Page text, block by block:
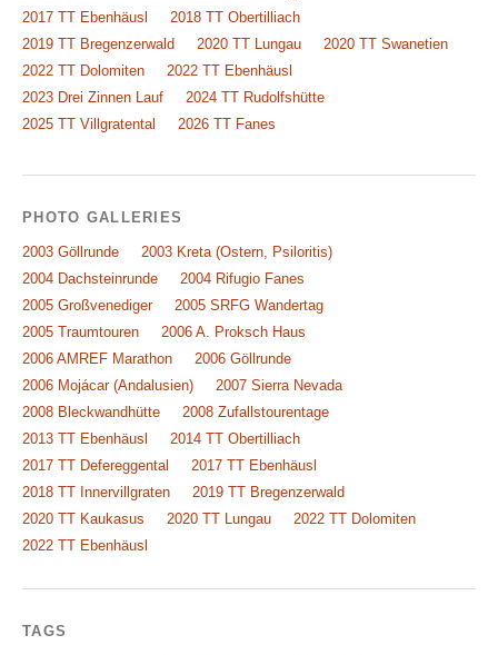
2017 TT Ebenhäusl
2018 TT Obertilliach
2019 TT Bregenzerwald
2020 TT Lungau
2020 TT Swanetien
2022 TT Dolomiten
2022 TT Ebenhäusl
2023 Drei Zinnen Lauf
2024 TT Rudolfshütte
2025 TT Villgratental
2026 TT Fanes
PHOTO GALLERIES
2003 Göllrunde
2003 Kreta (Ostern, Psiloritis)
2004 Dachsteinrunde
2004 Rifugio Fanes
2005 Großvenediger
2005 SRFG Wandertag
2005 Traumtouren
2006 A. Proksch Haus
2006 AMREF Marathon
2006 Göllrunde
2006 Mojácar (Andalusien)
2007 Sierra Nevada
2008 Bleckwandhütte
2008 Zufallstourentage
2013 TT Ebenhäusl
2014 TT Obertilliach
2017 TT Defereggental
2017 TT Ebenhäusl
2018 TT Innervillgraten
2019 TT Bregenzerwald
2020 TT Kaukasus
2020 TT Lungau
2022 TT Dolomiten
2022 TT Ebenhäusl
TAGS